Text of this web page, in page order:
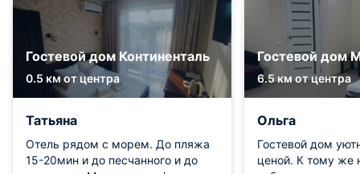
Гостевой дом Континенталь
0.5 км от центра
Татьяна
Отель рядом с морем. До пляжа
15-20мин и до песчанного и до
Гостевой дом
6.5 км от центра
Ольга
Гостевой дом
ценой. К тому же